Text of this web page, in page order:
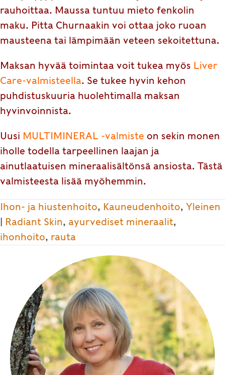
rauhoittaa. Maussa tuntuu mieto fenkolin
maku. Pitta Churnaakin voi ottaa joko ruoan
mausteena tai lämpimään veteen sekoitettuna.
Maksan hyvää toimintaa voit tukea myös Liver
Care-valmisteella. Se tukee hyvin kehon
puhdistuskuuria huolehtimalla maksan
hyvinvoinnista.
Uusi MULTIMINERAL -valmiste on sekin monen
iholle todella tarpeellinen laajan ja
ainutlaatuisen mineraalisältönsä ansiosta. Tästä
valmisteesta lisää myöhemmin.
Ihon- ja hiustenhoito, Kauneudenhoito, Yleinen
Radiant Skin, ayurvediset mineraalit,
ihonhoito, rauta